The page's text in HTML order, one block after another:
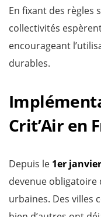
En fixant des règles
collectivités
encourageant
durables.
Crit’Air en
Depuis le 1er
devenue obligatoire
urbaines. Des villes